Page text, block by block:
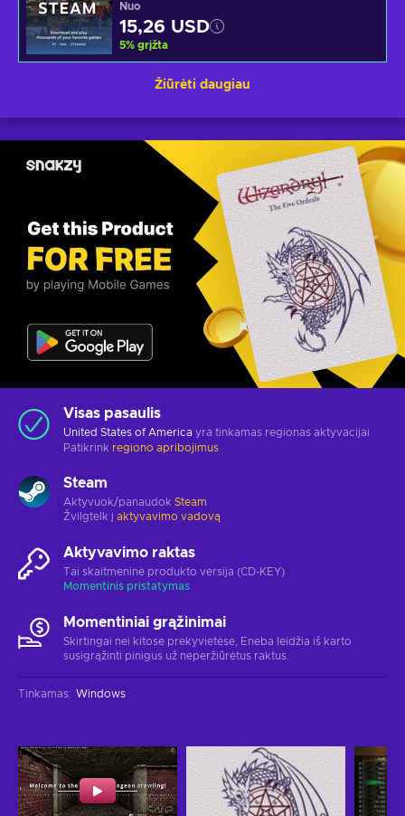
Nuo
15,26 USD
5% grįžta
Žiūrėti daugiau
Visas pasaulis
United States of America yra tinkamas regionas aktyvacijai
Patikrink regiono apribojimus
Steam
Aktyvuok/panaudok Steam
Žvilgtelk į aktyvavimo vadovą
Aktyvavimo raktas
Tai skaitmeninė produkto versija (CD-KEY)
Momentinis pristatymas
Momentiniai grąžinimai
Skirtingai nei kitose prekyvietėse, Eneba leidžia iš karto
susigrąžinti pinigus už neperžiūrėtus raktus.
Tinkamas: Windows